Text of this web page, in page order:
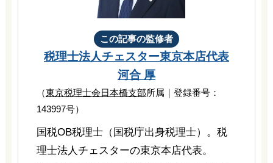
この記事の監修者
税理士法人チェスター東京本店代表
河合 厚
（東京税理士会日本橋支部所属｜登録番号：
143997号）
国税OB税理士（国税庁出身税理士）。税
理士法人チェスターの東京本店代表。